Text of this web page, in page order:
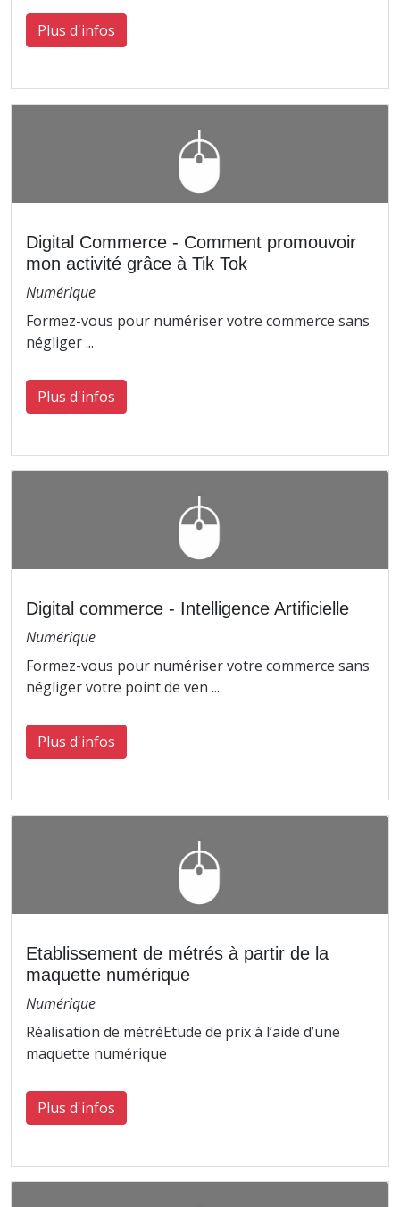
Plus d'infos
Digital Commerce - Comment promouvoir
mon activité grâce à Tik Tok
Numérique
Formez-vous pour numériser votre commerce sans
négliger ...
Plus d'infos
Digital commerce - Intelligence Artificielle
Numérique
Formez-vous pour numériser votre commerce sans
négliger votre point de ven ...
Plus d'infos
Etablissement de métrés à partir de la
maquette numérique
Numérique
Réalisation de métréEtude de prix à l’aide d’une
maquette numérique
Plus d'infos